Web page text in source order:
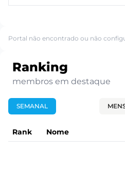
Portal não encontrado ou não
Ranking
membros em destaque
SEMANAL
Rank Nome